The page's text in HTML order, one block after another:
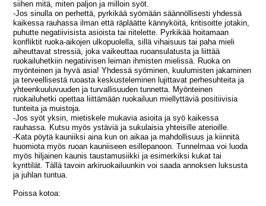
siihen mitä, miten paljon ja milloin syöt.
-Jos sinulla on perhettä, pyrkikää syömään säännöllisesti yhdessä
kaikessa rauhassa ilman että räpläätte kännyköitä, kritisoitte jotakin,
puhutte negatiivisista asioista tai riitelette. Pyrkikää hoitamaan
konfliktit ruoka-aikojen ulkopuolella, sillä vihaisuus tai paha mieli
aiheuttavat stressiä, joka vaikeuttaa ruoansulatusta ja liittää
ruokailuhetkiin negatiivisen leiman ihmisten mielissä. Ruoka on
myönteinen ja hyvä asia! Yhdessä syöminen, kuulumisten jakaminen
ja terveellisestä ruoasta keskusteleminen lujittavat perhesuhteita ja
yhteenkuuluvuuden ja turvallisuuden tunnetta. Myönteinen
ruokailuhetki opettaa liittämään ruokailuun miellyttäviä positiivisia
tunteita ja muistoja.
-Jos syöt yksin, mietiskele mukavia asioita ja syö kaikessa
rauhassa. Kutsu myös ystäviä ja sukulaisia yhteisille aterioille.
-Kata pöytä kauniiksi aina kun on aikaa ja mahdollisuus ja kiinnitä
huomiota myös ruoan kauniiseen esillepanoon. Tunnelmaa voi luoda
myös hiljainen kaunis taustamusiikki ja esimerkiksi kukat tai
kynttilät. Tällä tavoin arkiruokailuunkin voi saada annoksen luksusta
ja juhlan tuntua.
Poissa kotoa: